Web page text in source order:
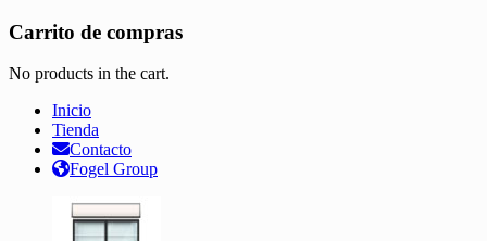
Carrito de compras
No products in the cart.
Inicio
Tienda
Contacto
Fogel Group